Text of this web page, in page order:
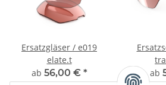
Ersatzgläser / e019
elate.t
ab 56,00 € *
ab